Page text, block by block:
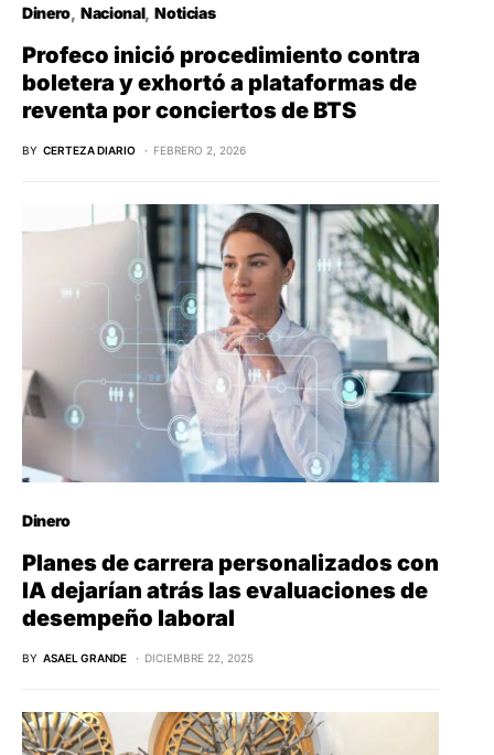
Dinero Nacional Noticias
Profeco inició procedimiento contra
boletera y exhortó a plataformas de
reventa por conciertos de BTS
BY CERTEZA DIARIO FEBRERO 2, 2026
Dinero
Planes de carrera personalizados con
IA dejarían atrás las evaluaciones de
desempeño laboral
BY ASAEL GRANDE DICIEMBRE 22, 2025